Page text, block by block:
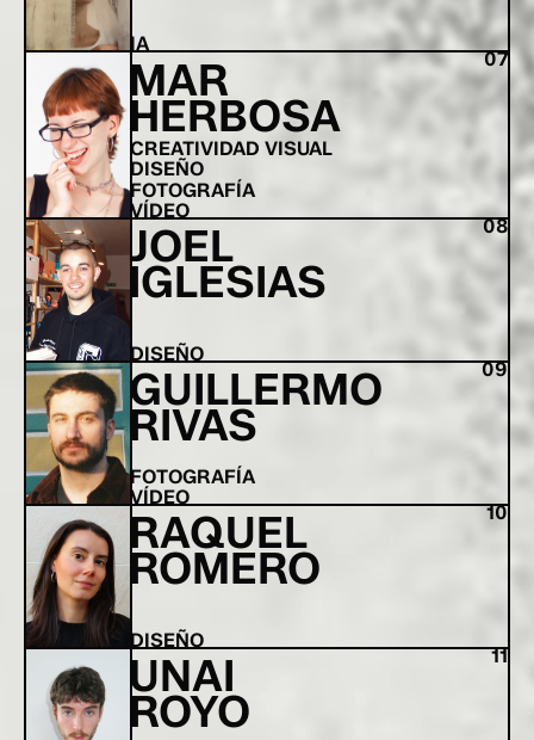
IA
07
MAR
HERBOSA
CREATIVIDAD VISUAL
DISEÑO
FOTOGRAFÍA
VÍDEO
08
JOEL
IGLESIAS
DISEÑO
09
GUILLERMO
RIVAS
FOTOGRAFÍA
VÍDEO
10
RAQUEL
ROMERO
DISEÑO
11
UNAI
ROYO